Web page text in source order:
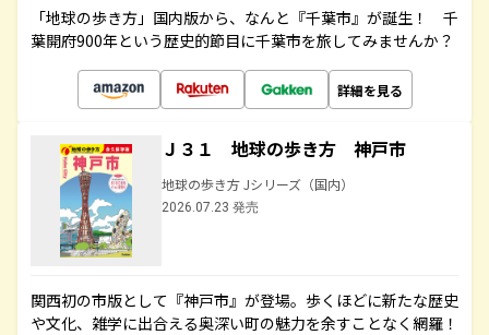
「地球の歩き方」国内版から、なんと『千葉市』が誕生！ 千
葉開府900年という歴史的節目に千葉市を旅してみませんか？
詳細を見る
Ｊ３１ 地球の歩き方 神戸市
地球の歩き方 Jシリーズ（国内）
2026.07.23 発売
関西初の市版として『神戸市』が登場。歩くほどに新たな歴史
や文化、雑学に出合える奥深い町の魅力を余すことなく網羅！